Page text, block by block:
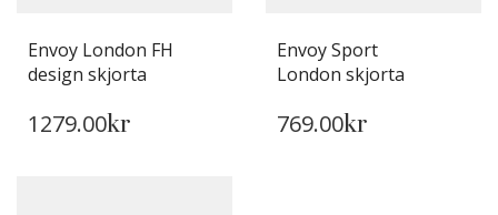
Envoy London FH
design skjorta
HÄR
1279.00kr
Envoy Sport
London skjorta
HÄR
769.00kr